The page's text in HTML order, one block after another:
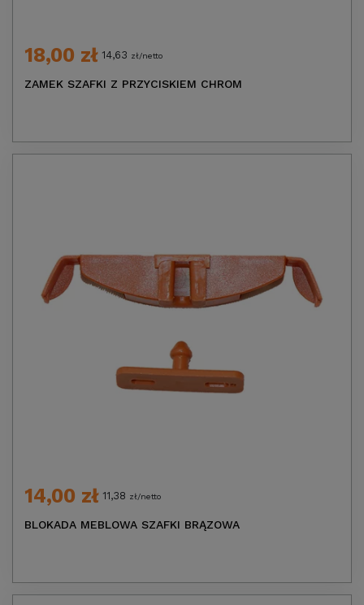
18,00 zł 14,63 zł/netto
ZAMEK SZAFKI Z PRZYCISKIEM CHROM
14,00 zł 11,38 zł/netto
BLOKADA MEBLOWA SZAFKI BRĄZOWA